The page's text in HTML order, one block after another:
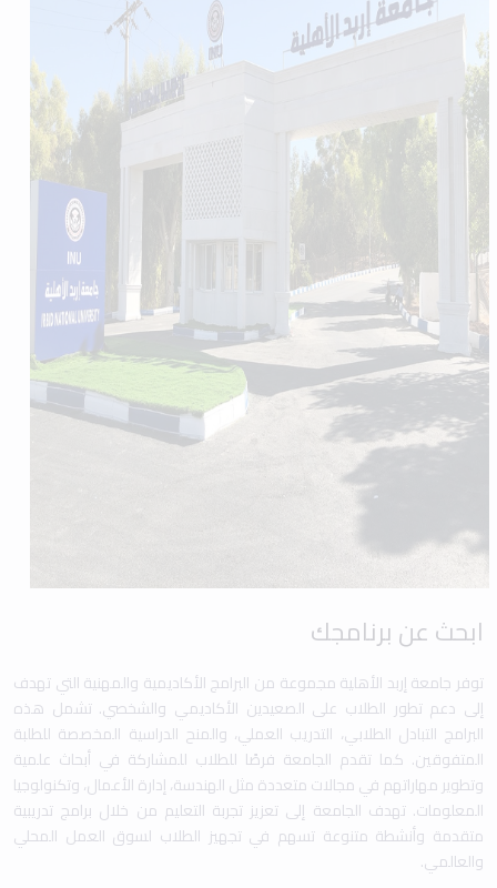
ابحث عن برنامجك
توفر جامعة إربد الأهلية مجموعة من البرامج الأكاديمية والمهنية التي تهدف
إلى دعم تطور الطلاب على الصعيدين الأكاديمي والشخصي. تشمل هذه
البرامج التبادل الطلابي، التدريب العملي، والمنح الدراسية المخصصة للطلبة
المتفوقين. كما تقدم الجامعة فرصًا للطلاب للمشاركة في أبحاث علمية
وتطوير مهاراتهم في مجالات متعددة مثل الهندسة، إدارة الأعمال، وتكنولوجيا
المعلومات. تهدف الجامعة إلى تعزيز تجربة التعليم من خلال برامج تدريبية
متقدمة وأنشطة متنوعة تسهم في تجهيز الطلاب لسوق العمل المحلي
والعالمي.